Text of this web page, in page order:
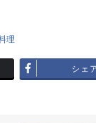
理
シェ